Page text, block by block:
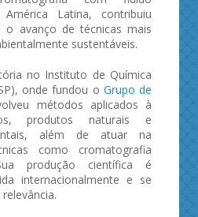
Latina, contribuiu
o avanço de técnicas mais
sustentáveis.
no Instituto de Química
onde fundou o Grupo de
métodos aplicados à
produtos naturais e
além de atuar na
como cromatografia
produção científica é
internacionalmente e se